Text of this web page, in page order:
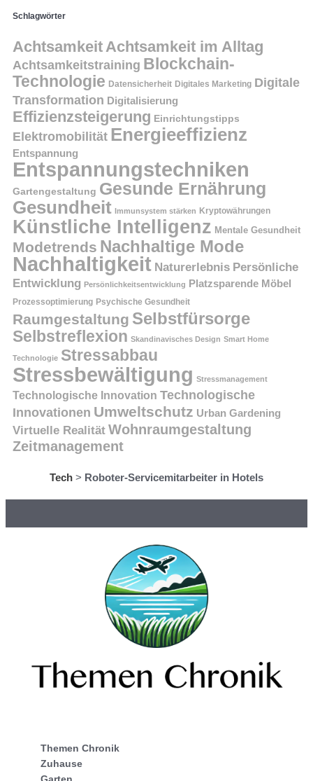
Schlagwörter
AchtsamkeitAchtsamkeit im Alltag
Achtsamkeitstraining Blockchain-
Technologie Datensicherheit Digitales Marketing Digitale
Transformation Digitalisierung
Effizienzsteigerung Einrichtungstipps
Elektromobilität Energieeffizienz
Entspannung
Entspannungstechniken
Gartengestaltung Gesunde Ernährung
Gesundheit Immunsystem stärken Kryptowährungen
Künstliche Intelligenz Mentale Gesundheit
Modetrends Nachhaltige Mode
Nachhaltigkeit Naturerlebnis Persönliche
Entwicklung Persönlichkeitsentwicklung Platzsparende Möbel
Prozessoptimierung Psychische Gesundheit
Raumgestaltung Selbstfürsorge
Selbstreflexion Skandinavisches Design Smart Home
Technologie Stressabbau
Stressbewältigung Stressmanagement
Technologische Innovation Technologische
Innovationen Umweltschutz Urban Gardening
Virtuelle Realität Wohnraumgestaltung
Zeitmanagement
Tech > Roboter-Servicemitarbeiter in Hotels
Themen Chronik
Zuhause